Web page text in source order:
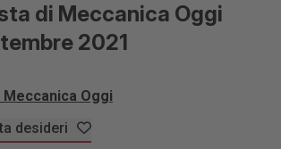
di Meccanica Oggi
2021
Meccanica Oggi
desideri